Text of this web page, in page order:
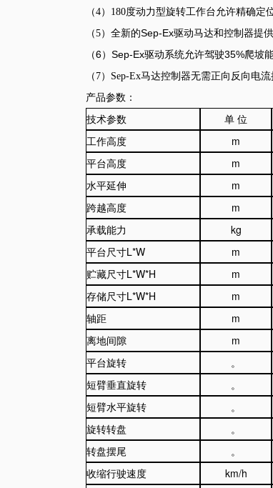
（4）180度动力型旋转工作台允许精确定
（5）全新的Sep-Ex驱动马达和控制器提
（6） Sep-Ex驱动系统允许驾驶35%爬坡
（7）Sep-Ex马达控制器无需正向反向电
产品参数：
技术参数 单 位
工作高度 m
平台高度
m
水平延伸
m
跨越高度
m
承载能力
kg
平台尺寸L*W m
贮藏尺寸L*W*H m
存储尺寸L*W*H m
轴距
m
离地间隙
m
平台旋转
。
短臂垂直旋转
。
短臂水平旋转
。
旋转转盘
。
转盘摆尾
。
收缩行驶速度
km/h